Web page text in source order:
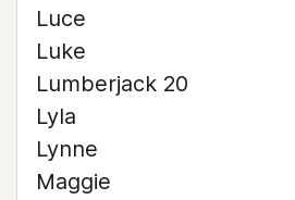
Luce
Luke
Lumberjack 20
Lyla
Lynne
Maggie